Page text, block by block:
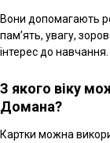
Вони допомагають
пам’ять, увагу,
інтерес до навчання.
З якого віку
Домана?
Картки можна